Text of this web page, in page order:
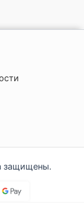
защищены.